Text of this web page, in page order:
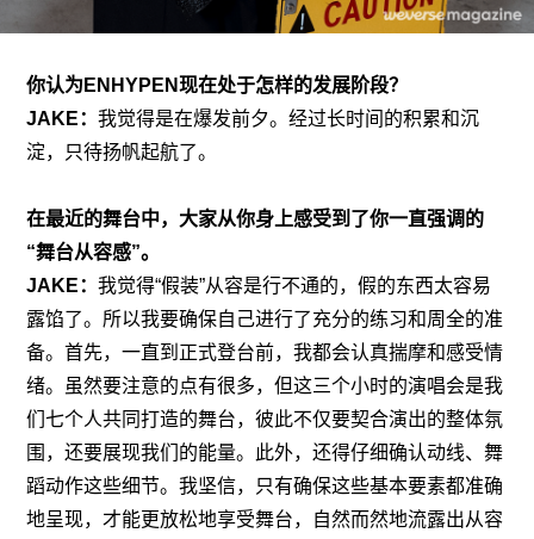
你认为ENHYPEN现在处于怎样的发展阶段？
JAKE：我觉得是在爆发前夕。经过长时间的积累和沉
淀，只待扬帆起航了。
在最近的舞台中，大家从你身上感受到了你一直强调的
“舞台从容感”。
JAKE：我觉得“假装”从容是行不通的，假的东西太容易
露馅了。所以我要确保自己进行了充分的练习和周全的准
备。首先，一直到正式登台前，我都会认真揣摩和感受情
绪。虽然要注意的点有很多，但这三个小时的演唱会是我
们七个人共同打造的舞台，彼此不仅要契合演出的整体氛
围，还要展现我们的能量。此外，还得仔细确认动线、舞
蹈动作这些细节。我坚信，只有确保这些基本要素都准确
地呈现，才能更放松地享受舞台，自然而然地流露出从容